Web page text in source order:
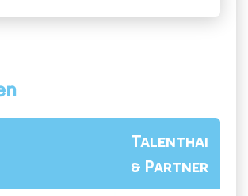
Talenthai
& Partner